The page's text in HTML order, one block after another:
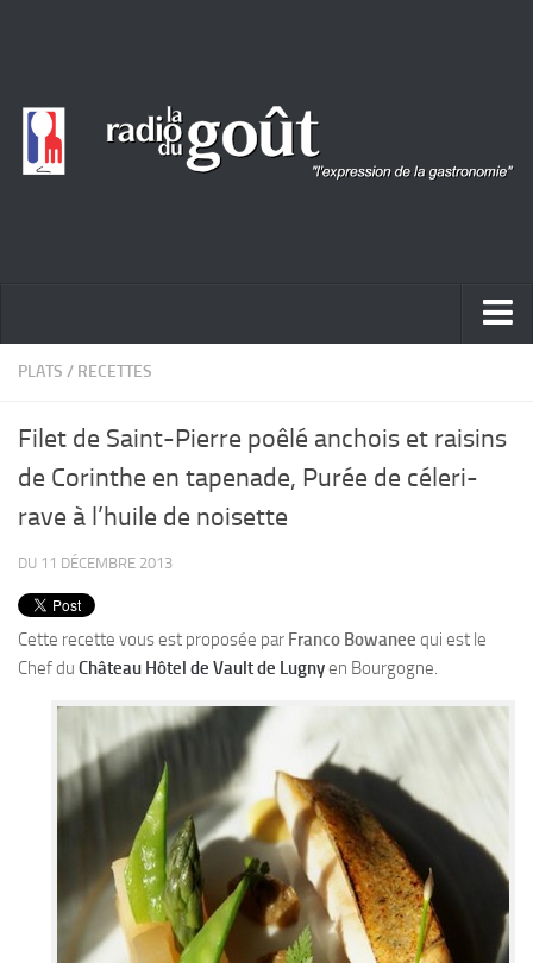
ACTUALITÉ
Plats
Desserts
Sauces
PLATS / RECETTES
Filet de Saint-Pierre poêlé anchois et raisins
de Corinthe en tapenade, Purée de céleri-
rave à l’huile de noisette
DU 11 DÉCEMBRE 2013
Cette recette vous est proposée par Franco Bowanee qui est le
Chef du Château Hôtel de Vault de Lugnyen Bourgogne.